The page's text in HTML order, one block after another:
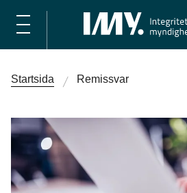
Startsida Remissvar